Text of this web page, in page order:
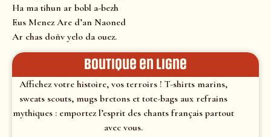
Ha ma tihun ar bobl a-bezh
Eus Menez Are d’an Naoned
Ar chas doñv yelo da ouez.
Boutique en ligne
Affichez votre histoire, vos terroirs ! T-shirts marins,
sweats scouts, mugs bretons et tote-bags aux refrains
mythiques : emportez l’esprit des chants français partout
avec vous.